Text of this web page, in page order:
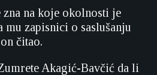
zna na koje okolnosti je
mu zapisnici o saslušanju
čitao.
Akagić-Bavčić da li